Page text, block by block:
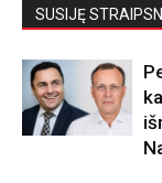
SUSIJĘ